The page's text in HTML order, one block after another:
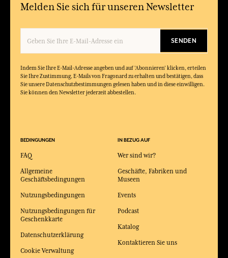
Melden Sie sich für unseren Newsletter
SENDEN
Indem Sie Ihre E-Mail-Adresse angeben und auf 'Abonnieren' klicken, erteilen
Sie Ihre Zustimmung, E-Mails von Fragonard zu erhalten und bestätigen, dass
Sie unsere Datenschutzbestimmungen gelesen haben und in diese einwilligen.
Sie können den Newsletter jederzeit abbestellen.
BEDINGUNGEN
FAQ
Allgemeine
Geschäftsbedingungen
Nutzungsbedingungen
Nutzungsbedingungen für
Geschenkkarte
Datenschutzerklärung
Cookie Verwaltung
IN BEZUG AUF
Wer sind wir?
Geschäfte, Fabriken und
Museen
Events
Podcast
Katalog
Kontaktieren Sie uns